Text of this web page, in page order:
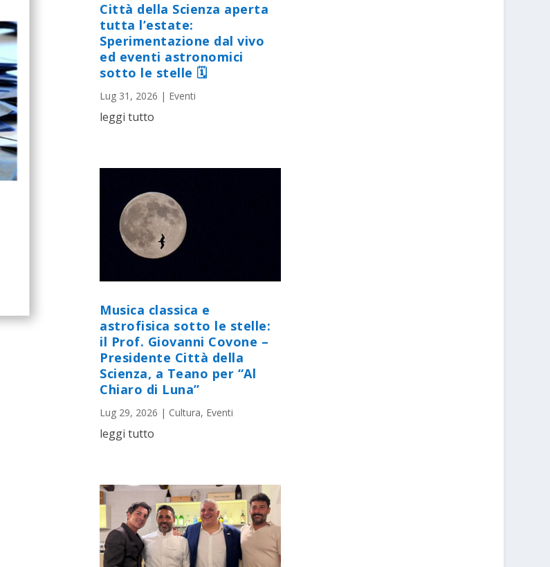
Città della Scienza aperta
tutta l’estate:
Sperimentazione dal vivo
ed eventi astronomici
sotto le stelle 🗓
Lug 31, 2026 | Eventi
leggi tutto
Musica classica e
astrofisica sotto le stelle:
il Prof. Giovanni Covone –
Presidente Città della
Scienza, a Teano per “Al
Chiaro di Luna”
Lug 29, 2026 | Cultura, Eventi
leggi tutto